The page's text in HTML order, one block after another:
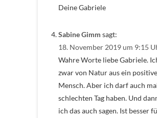
Deine Gabriele
Sabine Gimm sagt:
18. November 2019 um 9:15
Wahre Worte liebe Gabriele.
zwar von Natur aus ein
Mensch. Aber ich darf auch
schlechten Tag haben. Und
ich das auch sagen. Ist besser